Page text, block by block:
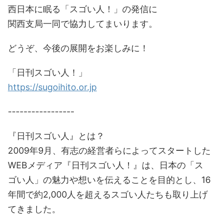
西日本に眠る「スゴい人！」の発信に
関西支局一同で協力してまいります。
どうぞ、今後の展開をお楽しみに！
「日刊スゴい人！」
https://sugoihito.or.jp
-----------------
『日刊スゴい人』とは？
2009年9月、有志の経営者らによってスタートした
WEBメディア『日刊スゴい人！』は、日本の「ス
ゴい人」の魅力や想いを伝えることを目的とし、16
年間で約2,000人を超えるスゴい人たちも取り上げ
てきました。